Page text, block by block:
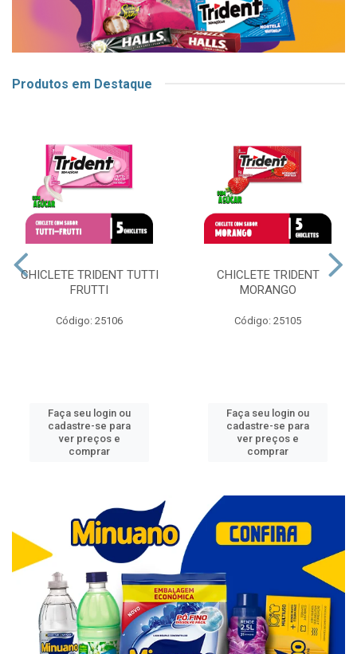
Produtos em Destaque
CHICLETE TRIDENT TUTTI
FRUTTI
Código: 25106
Faça seu login ou
cadastre-se para
ver preços e
comprar
CHICLETE TRIDENT
MORANGO
Código: 25105
Faça seu login ou
cadastre-se para
ver preços e
comprar